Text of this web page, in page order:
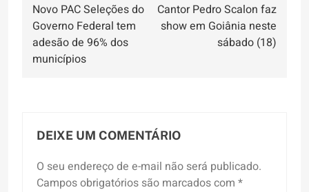
de
Post
Novo PAC Seleções do
Governo Federal tem
adesão de 96% dos
municípios
Cantor Pedro Scalon faz
show em Goiânia neste
sábado (18)
DEIXE UM COMENTÁRIO
O seu endereço de e-mail não será publicado.
Campos obrigatórios são marcados com *